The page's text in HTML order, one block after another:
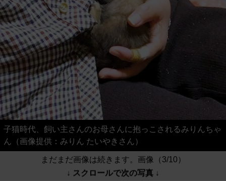
子猫時代、飼い主さんのお母さんに抱っこされるみりんちゃ
ん（画像提供：みりん たいやきさん）
まだまだ画像は続きます。画像（3/10）
↓ スクロールで次の写真 ↓